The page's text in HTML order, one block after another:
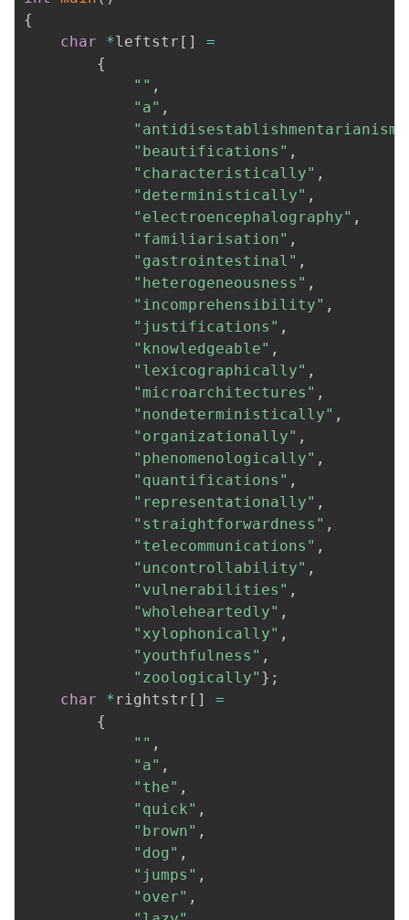
{
char
*leftstr [ ]
=
{
"" ,
"a" ,
"antidisestablishmentarianism"
"beautifications" ,
"characteristically" ,
"deterministically" ,
"electroencephalography" ,
"familiarisation" ,
"gastrointestinal" ,
"heterogeneousness" ,
"incomprehensibility" ,
"justifications" ,
"knowledgeable" ,
"lexicographically" ,
"microarchitectures" ,
"nondeterministically" ,
"organizationally" ,
"phenomenologically" ,
"quantifications" ,
"representationally" ,
"straightforwardness" ,
"telecommunications" ,
"uncontrollability" ,
"vulnerabilities" ,
"wholeheartedly" ,
"xylophonically" ,
"youthfulness" ,
"zoologically" } ;
char
* rightstr [ ]
=
{
"" ,
"a" ,
"the" ,
"quick" ,
"brown" ,
"dog" ,
"jumps" ,
"over" ,